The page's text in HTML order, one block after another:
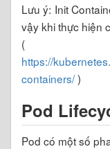
Lưu ý: Init
vậy khi thực hiện
(
https://
containers/)
Pod
Pod có một số